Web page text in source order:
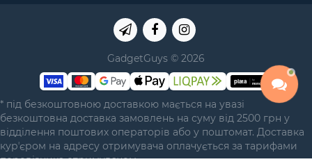
GadgetGuys © 2026
* під безкоштовною доставкою мається на увазі
безкоштовна доставка замовлень на суму від 2500 грн у
відділення поштових операторів або у поштомат. Доставка
курʼєром на адресу отримувача оплачується за тарифами
перевізника отримувачем.